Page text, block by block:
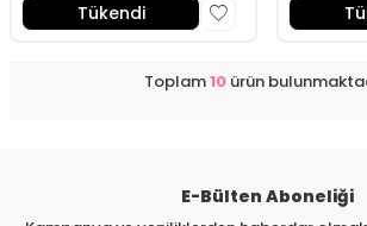
Tükendi
Toplam10 ürün
E-Bülten Aboneliği